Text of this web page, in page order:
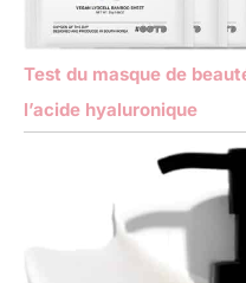
Test du masque de
l’acide hyaluronique